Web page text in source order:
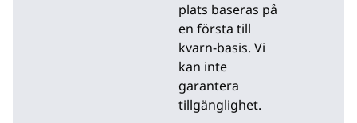
plats baseras på
en första till
kvarn-basis. Vi
kan inte
garantera
tillgänglighet.